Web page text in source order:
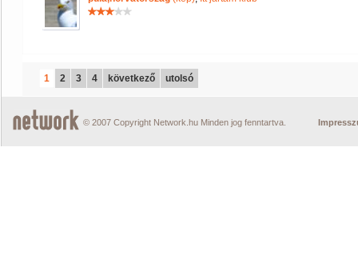
1 2 3 4 következő utolsó
© 2007 Copyright Network.hu Minden jog fenntartva.